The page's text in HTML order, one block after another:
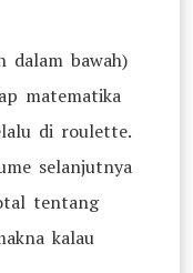
dalam bawah)
matematika
di roulette.
selanjutnya
tentang
kalau